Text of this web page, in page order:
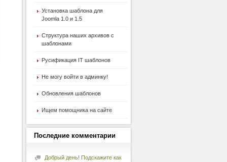
Установка шаблона для
Joomla 1.0 и 1.5
Структура наших архивов с
шаблонами
Русификация IT шаблонов
Не могу войти в админку!
Обновления шаблонов
Ищем помощника на сайте
Последниекомментарии
Добрый день! Подскажите как